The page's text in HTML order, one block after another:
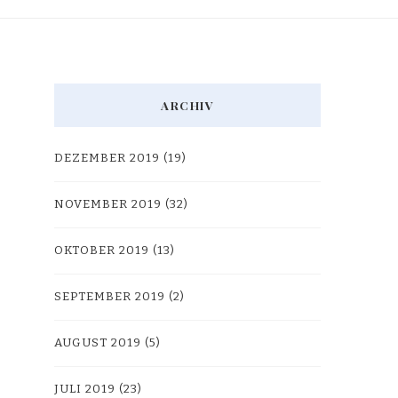
ARCHIV
DEZEMBER 2019 (19)
NOVEMBER 2019 (32)
OKTOBER 2019 (13)
SEPTEMBER 2019 (2)
AUGUST 2019 (5)
JULI 2019 (23)